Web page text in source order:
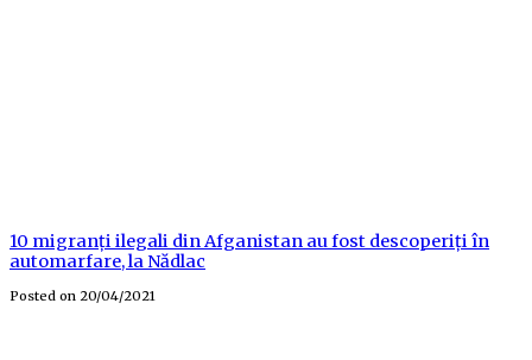
10 migranți ilegali din Afganistan au fost descoperiți în
automarfare, la Nădlac
Posted on 20/04/2021